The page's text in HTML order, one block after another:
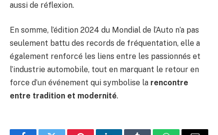
aussi de réflexion.
En somme, l’édition 2024 du Mondial de l’Auto n’a pas
seulement battu des records de fréquentation, elle a
également renforcé les liens entre les passionnés et
l’industrie automobile, tout en marquant le retour en
force d’un événement qui symbolise la rencontre
entre tradition et modernité.